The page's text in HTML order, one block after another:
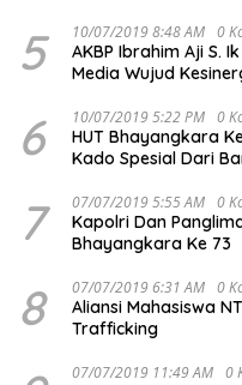
5 10/07/2019 8:48 AM 0
AKBP Ibrahim Aji S.
Media Wujud
6 10/07/2019 5:22 PM 0
HUT Bhayangkara
Kado Spesial Dari
7 07/07/2019 5:55 AM 0
Kapolri Dan
Bhayangkara Ke 73
8 07/07/2019 6:31 AM 0
Aliansi Mahasiswa
Trafficking
07/07/2019 11:49 AM 0